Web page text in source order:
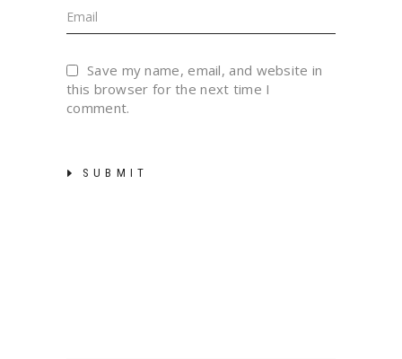
Save my name, email, and website in
this browser for the next time I
comment.
SUBMIT